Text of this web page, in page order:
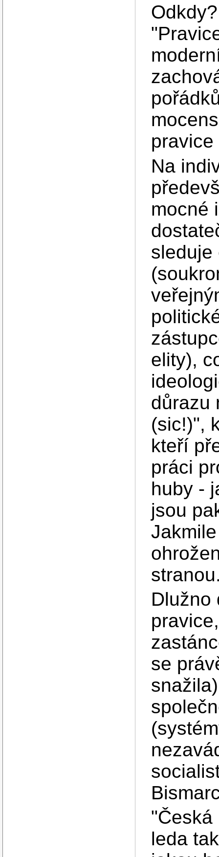
Na
mocné
sleduje
elity),
důrazu
(sic!)",
kteří
práci
huby -
jsou
Dlužno
se
"Česká
leda